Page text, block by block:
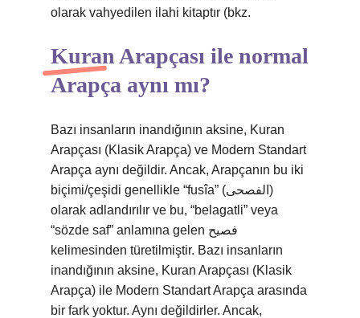
olarak vahyedilen ilahi kitaptır (bkz.
Kuran Arapçası ile normal
Arapça aynı mı?
Bazı insanların inandığının aksine, Kuran
Arapçası (Klasik Arapça) ve Modern Standart
Arapça aynı değildir. Ancak, Arapçanın bu iki
biçimi/çeşidi genellikle “fusîa” (الفصحى)
olarak adlandırılır ve bu, “belagatli” veya
“sözde saf” anlamına gelen فصيح
kelimesinden türetilmiştir. Bazı insanların
inandığının aksine, Kuran Arapçası (Klasik
Arapça) ile Modern Standart Arapça arasında
bir fark yoktur. Aynı değildirler. Ancak,